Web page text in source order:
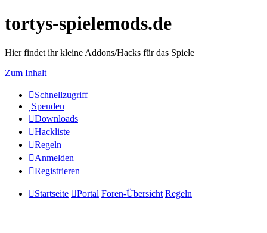
tortys-spielemods.de
Hier findet ihr kleine Addons/Hacks für das Spiele
Zum Inhalt
Schnellzugriff
Spenden
Downloads
Hackliste
Regeln
Anmelden
Registrieren
Startseite Portal Foren-Übersicht Regeln